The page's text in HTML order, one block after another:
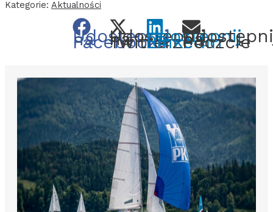
Kategorie: Aktualności
Udostępnij
na
Facebooku
Udostępnij
na
Twitterze
Udostępnij
na
LinkedIn
na
Poczcie